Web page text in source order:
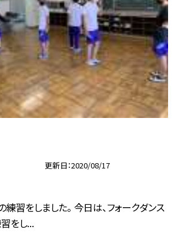
更新日 2020/08/17
練習をしました。 今日は、フォークダンス
をし...